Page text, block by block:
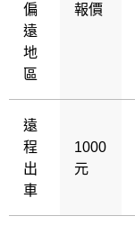
偏
遠
地
區
報價
遠
程
出
車
1000
元